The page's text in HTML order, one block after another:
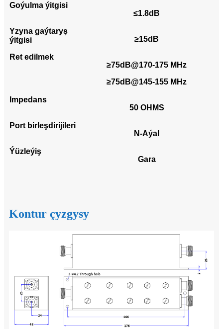
Goýulma ýitgisi
≤1.8dB
Yzyna gaýtaryş
ýitgisi
≥15dB
Ret edilmek
≥75dB@170-175 MHz
≥75dB@145-155 MHz
Impedans
50 OHMS
Port birleşdirijileri
N-Aýal
Ýüzleýiş
Gara
Kontur çyzgysy